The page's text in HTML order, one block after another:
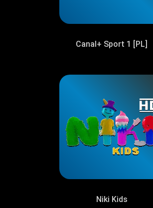
Canal+ Sport 1 [PL]
Niki Kids